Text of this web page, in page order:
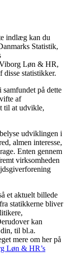
indlæg kan du
Statistik,
Løn & HR,
statistikker.
på dette
af
til at udvikle,
udviklingen i
almen interesse,
Enten gennem
virksomheden
et aktuelt billede
statikkerne bliver
kan
til bl.a.
mere om her på
Løn & HR’s